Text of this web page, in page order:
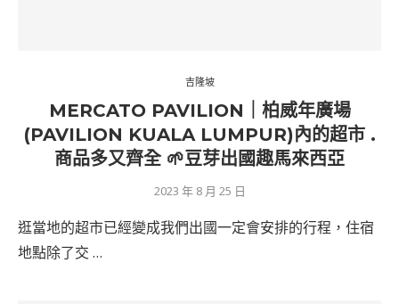
吉隆坡
MERCATO PAVILION｜柏威年廣場
(PAVILION KUALA LUMPUR)內的超市 .
商品多又齊全 🌱豆芽出國趣馬來西亞
2023 年 8 月 25 日
逛當地的超市已經變成我們出國一定會安排的行程，住宿
地點除了交 …